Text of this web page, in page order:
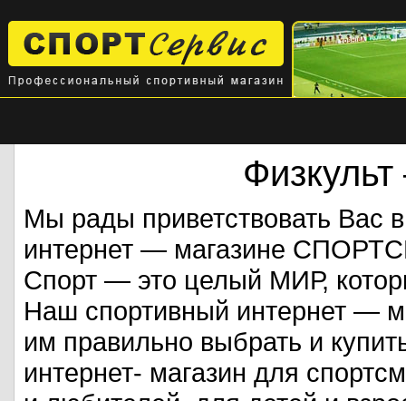
Мы рады приветствовать Вас
интернет — магазине
Спорт — это целый МИР,
Наш спортивный интернет —
им правильно выбрать и
интернет- магазин для